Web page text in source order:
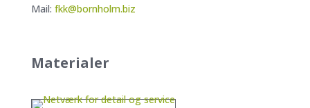
Mail: fkk@bornholm.biz
Materialer